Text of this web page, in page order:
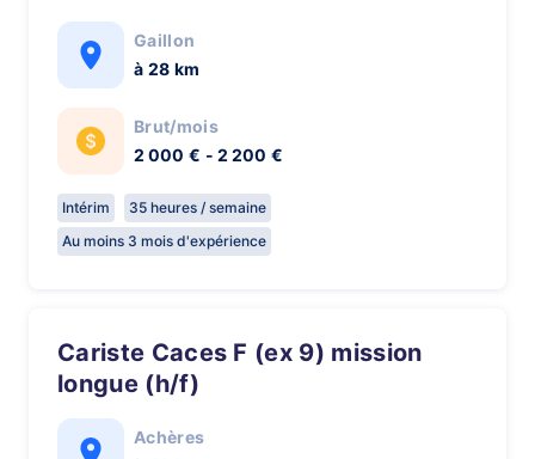
Gaillon
à 28 km
Brut/mois
2 000 € - 2 200 €
Intérim
35 heures / semaine
Au moins 3 mois d'expérience
Cariste Caces F (ex 9) mission
longue (h/f)
Achères